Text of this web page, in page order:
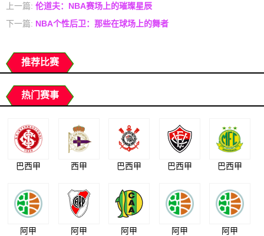
上一篇: 伦道夫：NBA赛场上的璀璨星辰
下一篇: NBA个性后卫：那些在球场上的舞者
推荐比赛
热门赛事
巴西甲 西甲 巴西甲 巴西甲 巴西甲
阿甲 阿甲 阿甲 阿甲 阿甲